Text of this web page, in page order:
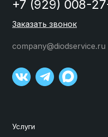
+7 (929) 008-
Заказать звонок
company@diodservice.ru
Услуги